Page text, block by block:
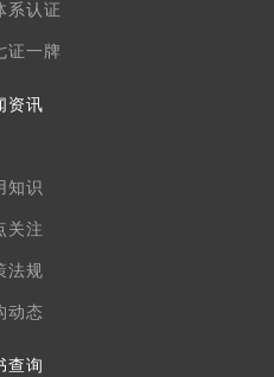
系认证
证一牌
资讯
知识
关注
法规
动态
查询